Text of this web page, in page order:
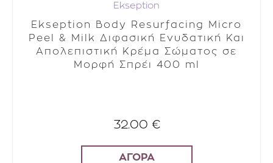
Ekseption
Ekseption Body Resurfacing Micro
Peel & Milk Διφασική Ενυδατική Και
Απολεπιστική Κρέμα Σώματος σε
Μορφή Σπρέι 400 ml
32.00 €
ΑΓΟΡΑ